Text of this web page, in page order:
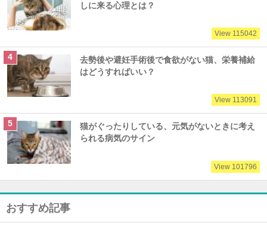
しに来る心理とは？
View 115042
去勢後や避妊手術後で食欲がない猫、栄養補給
はどうすればいい？
View 113091
猫がぐったりしている、元気がないときに考え
られる病気のサイン
View 101796
おすすめ記事